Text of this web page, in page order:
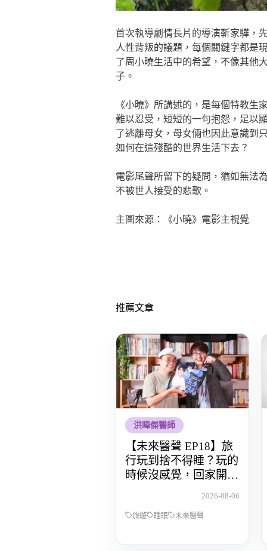
首次執導劇情長片的導演靳家驊，
人性背叛的議題，每個關鍵字都是
了周小曉生活中的希望，不像其他
子。
《小曉》所講述的，是每個特教
難以忍受，短短的一句抱怨，足以
了逃離母女，母女倆也因此意識到
如何在這殘酷的世界生活下去？
電影尾聲所留下的疑問，猶如無法
不被世人接受的悲歌。
主圖來源：《小曉》電影主視覺
推薦文章
洪暐傑醫師
【未來醫聲 EP18】旅
行玩到捨不得睡？玩的
時候沒感覺，回家開始
2026-08-06
旅遊 睡眠 未來醫聲